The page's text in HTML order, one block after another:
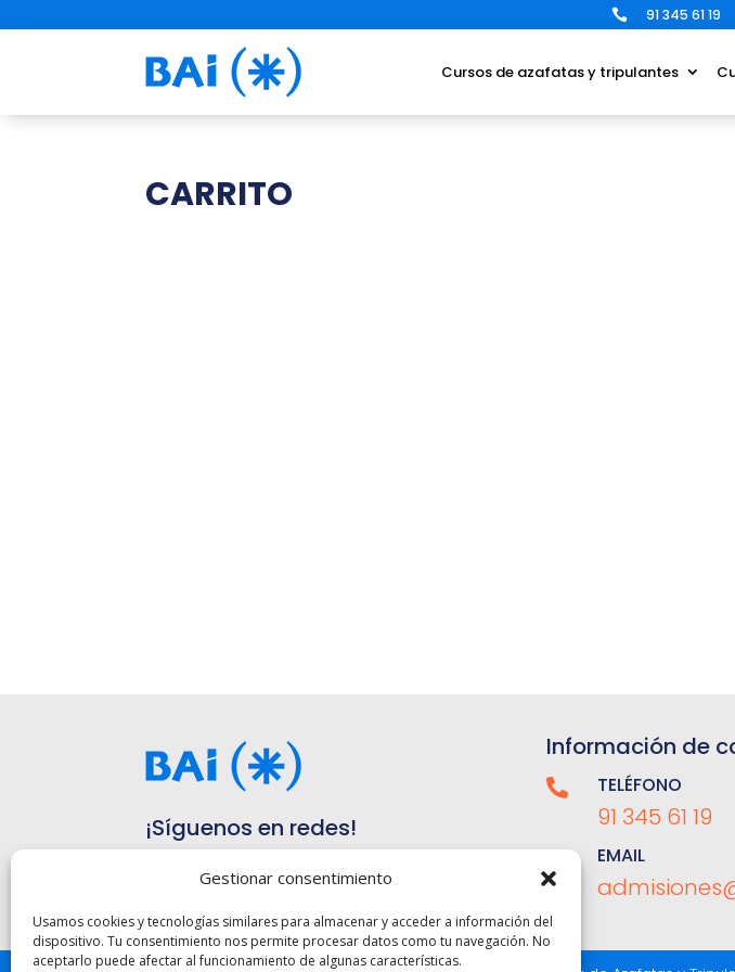
Gestionar consentimiento
Usamos cookies y tecnologías similares para almacenar y acceder a información del
dispositivo. Tu consentimiento nos permite procesar datos como tu navegación. No
aceptarlo puede afectar al funcionamiento de algunas características.
 91 345 61 19
Cursos de azafatas y tripulantes
CARRITO
¡Síguenos en redes!
Información de
 TELÉFONO
91 345 61 19
EMAIL